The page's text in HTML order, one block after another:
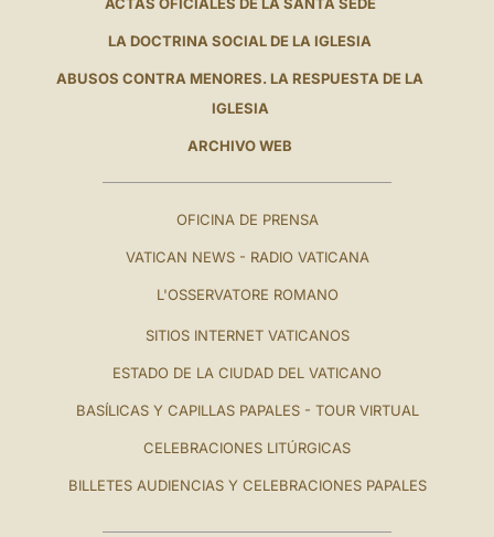
LA DOCTRINA SOCIAL DE LA IGLESIA
ABUSOS CONTRA MENORES. LA RESPUESTA DE LA
IGLESIA
ARCHIVO WEB
OFICINA DE PRENSA
VATICAN NEWS - RADIO VATICANA
L'OSSERVATORE ROMANO
SITIOS INTERNET VATICANOS
ESTADO DE LA CIUDAD DEL VATICANO
BASÍLICAS Y CAPILLAS PAPALES - TOUR VIRTUAL
CELEBRACIONES LITÚRGICAS
BILLETES AUDIENCIAS Y CELEBRACIONES PAPALES